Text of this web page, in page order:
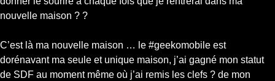
nouvelle maison ? ?
C’est là ma nouvelle maison … le #geekomobile est
dorénavant ma seule et unique maison, j’ai gagné mon statut
de SDF au moment même où j’ai remis les clefs ? de mon